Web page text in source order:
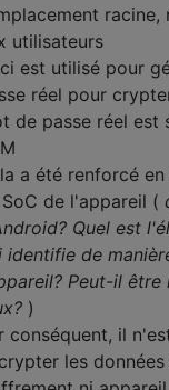
racine,
utilisateurs
est utilisé pour
réel pour
de passe réel est
a été renforcé
de l'appareil (
Quel est
identifie de
Peut-il être
)
conséquent, il
les